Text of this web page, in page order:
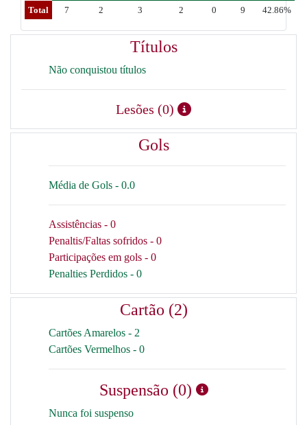
Total 7 2 3 2 0 9 42.86%
Títulos
Não conquistou títulos
Lesões (0)
Gols
Média de Gols - 0.0
Assistências - 0
Penaltis/Faltas sofridos - 0
Participações em gols - 0
Penalties Perdidos - 0
Cartão (2)
Cartões Amarelos - 2
Cartões Vermelhos - 0
Suspensão (0)
Nunca foi suspenso